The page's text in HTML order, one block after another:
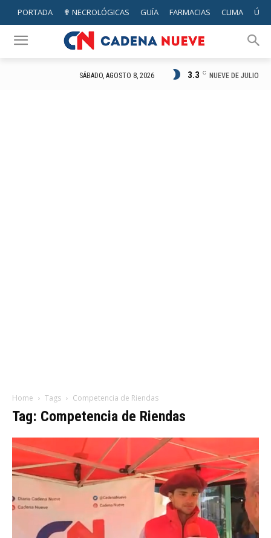
PORTADA ✟ NECROLÓGICAS GUÍA FARMACIAS CLIMA
SÁBADO, AGOSTO 8, 2026 3.3 C NUEVE DE JULIO
Home Tags Competencia de Riendas
Tag: Competencia de Riendas